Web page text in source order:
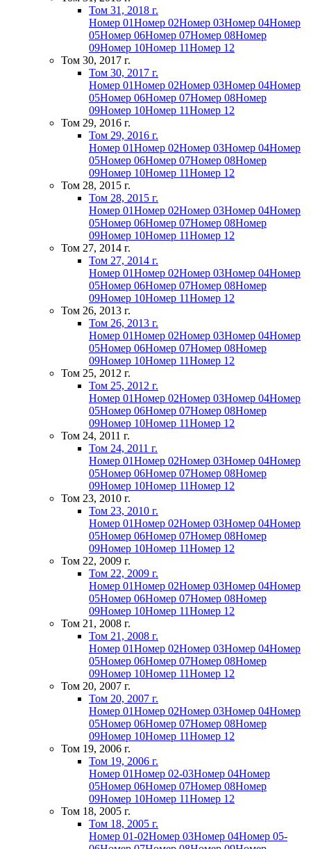
Том 31, 2018 г.
Номер 01Номер 02Номер 03Номер 04Номер
05Номер 06Номер 07Номер 08Номер
09Номер 10Номер 11Номер 12
Том 30, 2017 г.
Том 30, 2017 г.
Номер 01Номер 02Номер 03Номер 04Номер
05Номер 06Номер 07Номер 08Номер
09Номер 10Номер 11Номер 12
Том 29, 2016 г.
Том 29, 2016 г.
Номер 01Номер 02Номер 03Номер 04Номер
05Номер 06Номер 07Номер 08Номер
09Номер 10Номер 11Номер 12
Том 28, 2015 г.
Том 28, 2015 г.
Номер 01Номер 02Номер 03Номер 04Номер
05Номер 06Номер 07Номер 08Номер
09Номер 10Номер 11Номер 12
Том 27, 2014 г.
Том 27, 2014 г.
Номер 01Номер 02Номер 03Номер 04Номер
05Номер 06Номер 07Номер 08Номер
09Номер 10Номер 11Номер 12
Том 26, 2013 г.
Том 26, 2013 г.
Номер 01Номер 02Номер 03Номер 04Номер
05Номер 06Номер 07Номер 08Номер
09Номер 10Номер 11Номер 12
Том 25, 2012 г.
Том 25, 2012 г.
Номер 01Номер 02Номер 03Номер 04Номер
05Номер 06Номер 07Номер 08Номер
09Номер 10Номер 11Номер 12
Том 24, 2011 г.
Том 24, 2011 г.
Номер 01Номер 02Номер 03Номер 04Номер
05Номер 06Номер 07Номер 08Номер
09Номер 10Номер 11Номер 12
Том 23, 2010 г.
Том 23, 2010 г.
Номер 01Номер 02Номер 03Номер 04Номер
05Номер 06Номер 07Номер 08Номер
09Номер 10Номер 11Номер 12
Том 22, 2009 г.
Том 22, 2009 г.
Номер 01Номер 02Номер 03Номер 04Номер
05Номер 06Номер 07Номер 08Номер
09Номер 10Номер 11Номер 12
Том 21, 2008 г.
Том 21, 2008 г.
Номер 01Номер 02Номер 03Номер 04Номер
05Номер 06Номер 07Номер 08Номер
09Номер 10Номер 11Номер 12
Том 20, 2007 г.
Том 20, 2007 г.
Номер 01Номер 02Номер 03Номер 04Номер
05Номер 06Номер 07Номер 08Номер
09Номер 10Номер 11Номер 12
Том 19, 2006 г.
Том 19, 2006 г.
Номер 01Номер 02-03Номер 04Номер
05Номер 06Номер 07Номер 08Номер
09Номер 10Номер 11Номер 12
Том 18, 2005 г.
Том 18, 2005 г.
Номер 01-02Номер 03Номер 04Номер 05-